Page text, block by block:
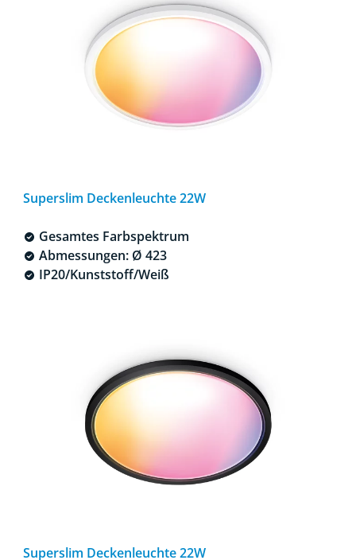
Superslim Deckenleuchte 22W
Gesamtes Farbspektrum
Abmessungen: Ø 423
IP20/Kunststoff/Weiß
Superslim Deckenleuchte 22W